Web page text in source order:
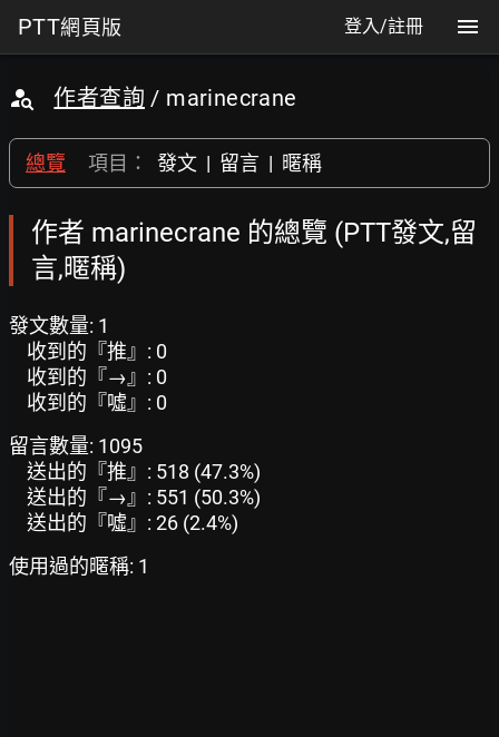
PTT網頁版 登入/註冊
作者查詢 / marinecrane
總覽 項目： 發文 | 留言 | 暱稱
作者 marinecrane 的總覽 (PTT發文,留
言,暱稱)
發文數量: 1
收到的『推』: 0
收到的『→』: 0
收到的『噓』: 0
留言數量: 1095
送出的『推』: 518 (47.3%)
送出的『→』: 551 (50.3%)
送出的『噓』: 26 (2.4%)
使用過的暱稱: 1